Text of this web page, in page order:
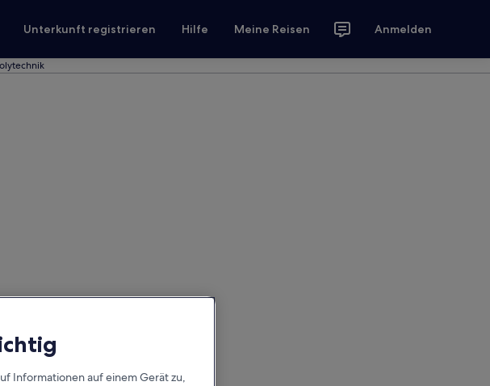
Unterkunft registrieren Hilfe Meine Reisen Anmelden
Informationen auf einem Gerät zu,